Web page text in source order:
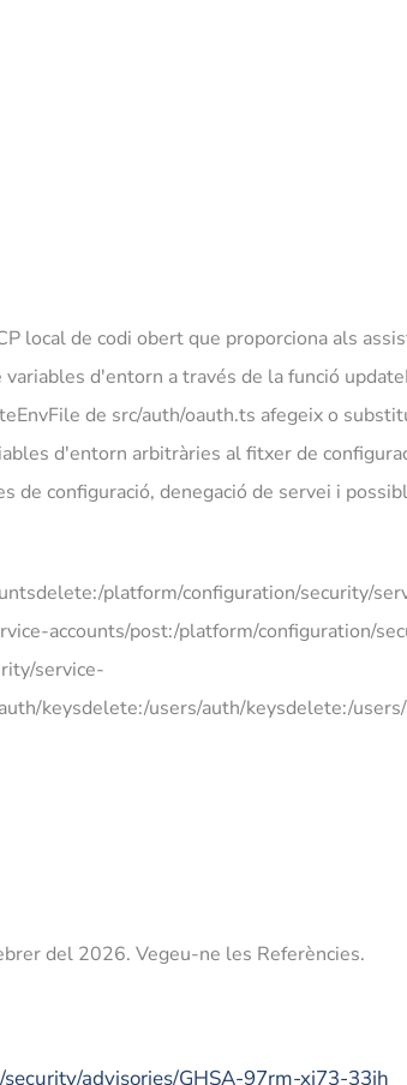
local de codi obert que proporciona als
d'entorn a través de la funció
de src/auth/oauth.ts afegeix o
d'entorn arbitràries al fitxer de
configuració, denegació de servei i
platform/configuration/security/
accounts/post:/platform/configuration/
service-
keysdelete:/users/auth/keysdelete:/
del 2026. Vegeu-ne les Referències.
advisories/GHSA-97rm-xj73-33jh